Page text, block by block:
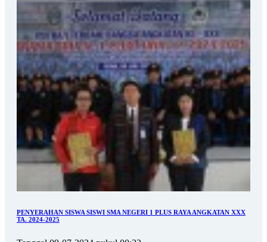
PENYERAHAN SISWA SISWI SMA NEGERI 1 PLUS RAYA ANGKATAN XXX
TA. 2024-2025